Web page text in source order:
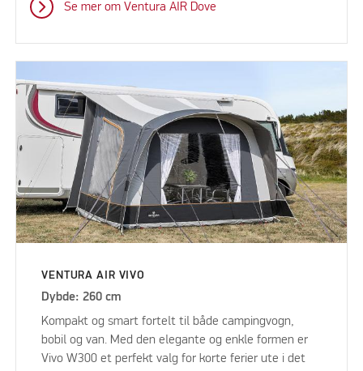
Se mer om Ventura AIR Dove
VENTURA AIR VIVO
Dybde: 260 cm
Kompakt og smart fortelt til både campingvogn,
bobil og van. Med den elegante og enkle formen er
Vivo W300 et perfekt valg for korte ferier ute i det